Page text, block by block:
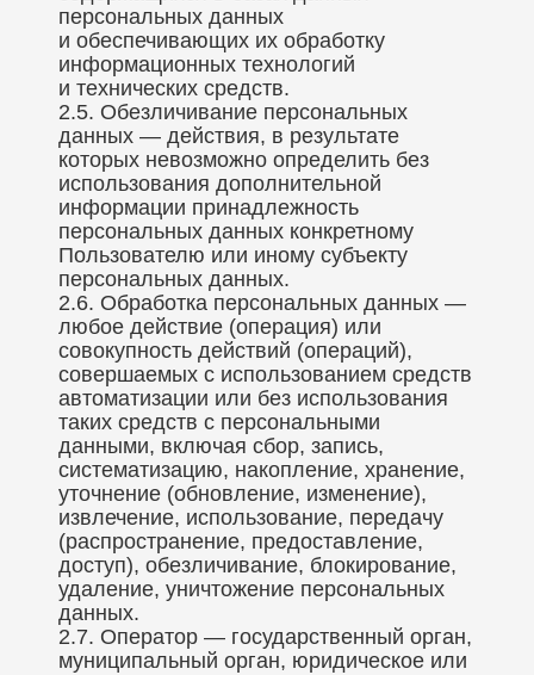
персональных данных
и обеспечивающих их обработку
информационных технологий
и технических средств.
2.5. Обезличивание персональных
данных — действия, в результате
которых невозможно определить без
использования дополнительной
информации принадлежность
персональных данных конкретному
Пользователю или иному субъекту
персональных данных.
2.6. Обработка персональных данных —
любое действие (операция) или
совокупность действий (операций),
совершаемых с использованием средств
автоматизации или без использования
таких средств с персональными
данными, включая сбор, запись,
систематизацию, накопление, хранение,
уточнение (обновление, изменение),
извлечение, использование, передачу
(распространение, предоставление,
доступ), обезличивание, блокирование,
удаление, уничтожение персональных
данных.
2.7. Оператор — государственный орган,
муниципальный орган, юридическое или